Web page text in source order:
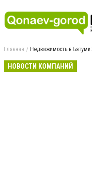
Главная Недвижимость в
НОВОСТИ КОМПАНИЙ